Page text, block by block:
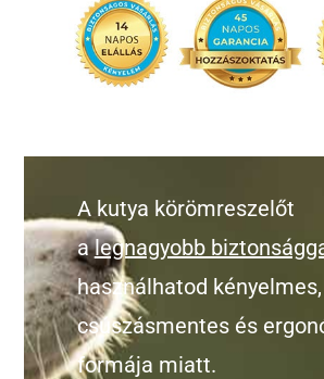
A kutya körömreszelőt
alegnagyobb
használhatod kényelmes,
csúszásmentes és
formája miatt.